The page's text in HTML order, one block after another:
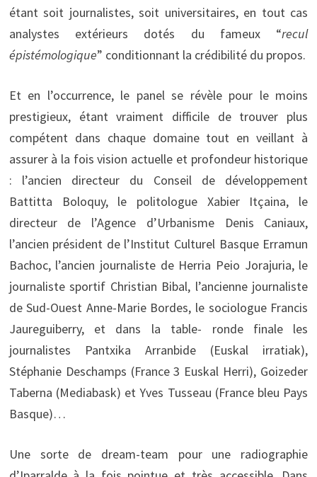
étant soit journalistes, soit universitaires, en tout cas
analystes extérieurs dotés du fameux “recul
épistémologique” conditionnant la crédibilité du propos.
Et en l’occurrence, le panel se révèle pour le moins
prestigieux, étant vraiment difficile de trouver plus
compétent dans chaque domaine tout en veillant à
assurer à la fois vision actuelle et profondeur historique
: l’ancien directeur du Conseil de développement
Battitta Boloquy, le politologue Xabier Itçaina, le
directeur de l’Agence d’Urbanisme Denis Caniaux,
l’ancien président de l’Institut Culturel Basque Erramun
Bachoc, l’ancien journaliste de Herria Peio Jorajuria, le
journaliste sportif Christian Bibal, l’ancienne journaliste
de Sud-Ouest Anne-Marie Bordes, le sociologue Francis
Jaureguiberry, et dans la table- ronde finale les
journalistes Pantxika Arranbide (Euskal irratiak),
Stéphanie Deschamps (France 3 Euskal Herri), Goizeder
Taberna (Mediabask) et Yves Tusseau (France bleu Pays
Basque)…
Une sorte de dream-team pour une radiographie